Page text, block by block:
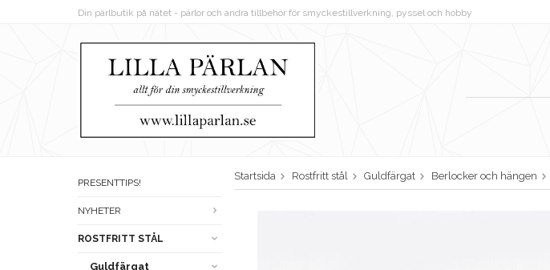
Din pärlbutik på nätet - pärlor och andra tillbehör för smyckestillverkning, pyssel och hobby
PRESENTTIPS!
NYHETER
ROSTFRITT STÅL
Guldfärgat
Startsida Rostfritt stål Guldfärgat Berlocker och hängen